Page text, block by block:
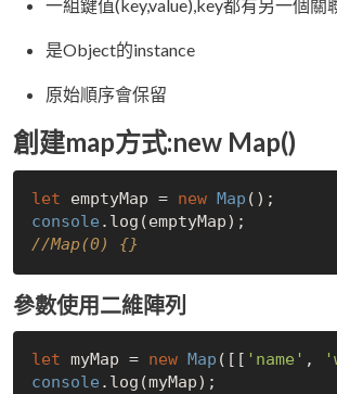
一組鍵值(key,value),key都有另一個關
是Object的instance
原始順序會保留
創建map方式:new Map()
let emptyMap = new Map
console
//Map(0) {}
參數使用二維陣列
let myMap = new Map ([[ 'name' ,
console